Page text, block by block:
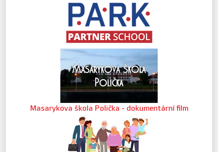
Masarykova škola Polička - dokumentární film